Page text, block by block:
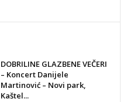
DOBRILINE GLAZBENE VEČERI
– Koncert Danijele
Martinović – Novi park,
Kaštel...